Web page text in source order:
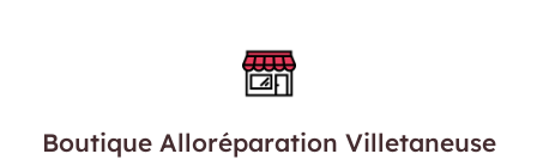
Boutique Alloréparation Villetaneuse